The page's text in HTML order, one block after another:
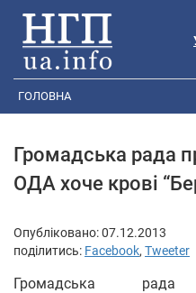
ГОЛОВНА
Громадська рада
ОДА хоче крові
Опубліковано:07.12.2013
поділитись: Facebook, Tweeter
Громадська